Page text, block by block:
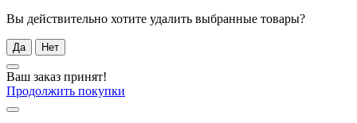
Вы действительно хотите удалить выбранные товары?
Да Нет
Ваш заказ принят!
Продолжить покупки